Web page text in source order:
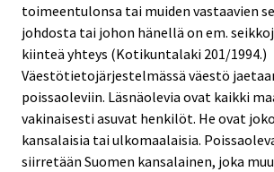
toimeentulonsa tai muiden vastaavien
johdosta tai johon hänellä on em.
kiinteä yhteys (Kotikuntalaki 201/1994.)
Väestötietojärjestelmässä väestö
poissaoleviin. Läsnäolevia ovat kaikki
vakinaisesti asuvat henkilöt. He ovat
kansalaisia tai ulkomaalaisia.
siirretään Suomen kansalainen, joka